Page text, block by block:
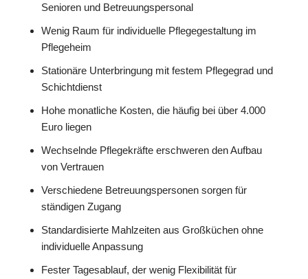
Senioren und Betreuungspersonal
Wenig Raum für individuelle Pflegegestaltung im
Pflegeheim
Stationäre Unterbringung mit festem Pflegegrad und
Schichtdienst
Hohe monatliche Kosten, die häufig bei über 4.000
Euro liegen
Wechselnde Pflegekräfte erschweren den Aufbau
von Vertrauen
Verschiedene Betreuungspersonen sorgen für
ständigen Zugang
Standardisierte Mahlzeiten aus Großküchen ohne
individuelle Anpassung
Fester Tagesablauf, der wenig Flexibilität für